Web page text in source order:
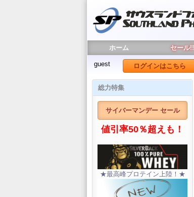
ホーム セール!!
guest ログインはこちら
総力特集
サイバーマンデー セール
値引率50％超えも！
★最高峰プロテイン上陸！★